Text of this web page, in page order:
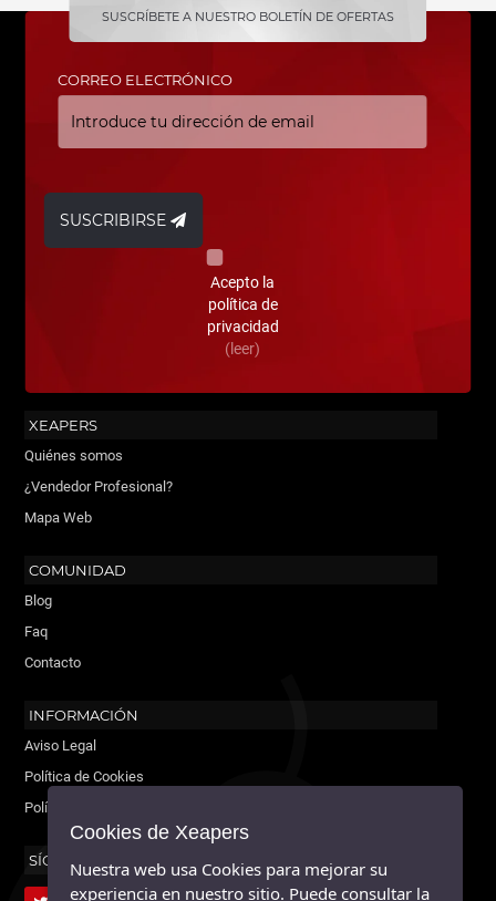
SUSCRÍBETE A NUESTRO BOLETÍN DE OFERTAS
CORREO ELECTRÓNICO
SUSCRIBIRSE
Acepto la
política de
privacidad
(leer)
XEAPERS
Quiénes somos
¿Vendedor Profesional?
Mapa Web
COMUNIDAD
Blog
Faq
Contacto
INFORMACIÓN
Aviso Legal
Política de Cookies
Política de Privacidad
SÍGUENOS
Cookies de Xeapers
Nuestra web usa Cookies para mejorar su
experiencia en nuestro sitio. Puede consultar la